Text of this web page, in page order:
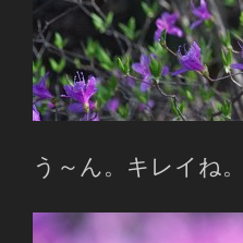
う～ん。キレイね。